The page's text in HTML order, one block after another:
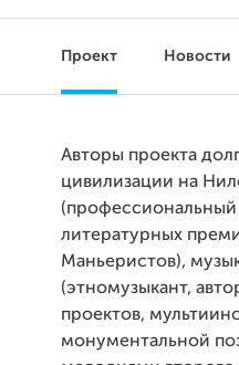
Проект Новости
Авторы проекта
цивилизации на
(профессиональный
литературных
Маньеристов),
(этномузыкант,
проектов,
монументальной